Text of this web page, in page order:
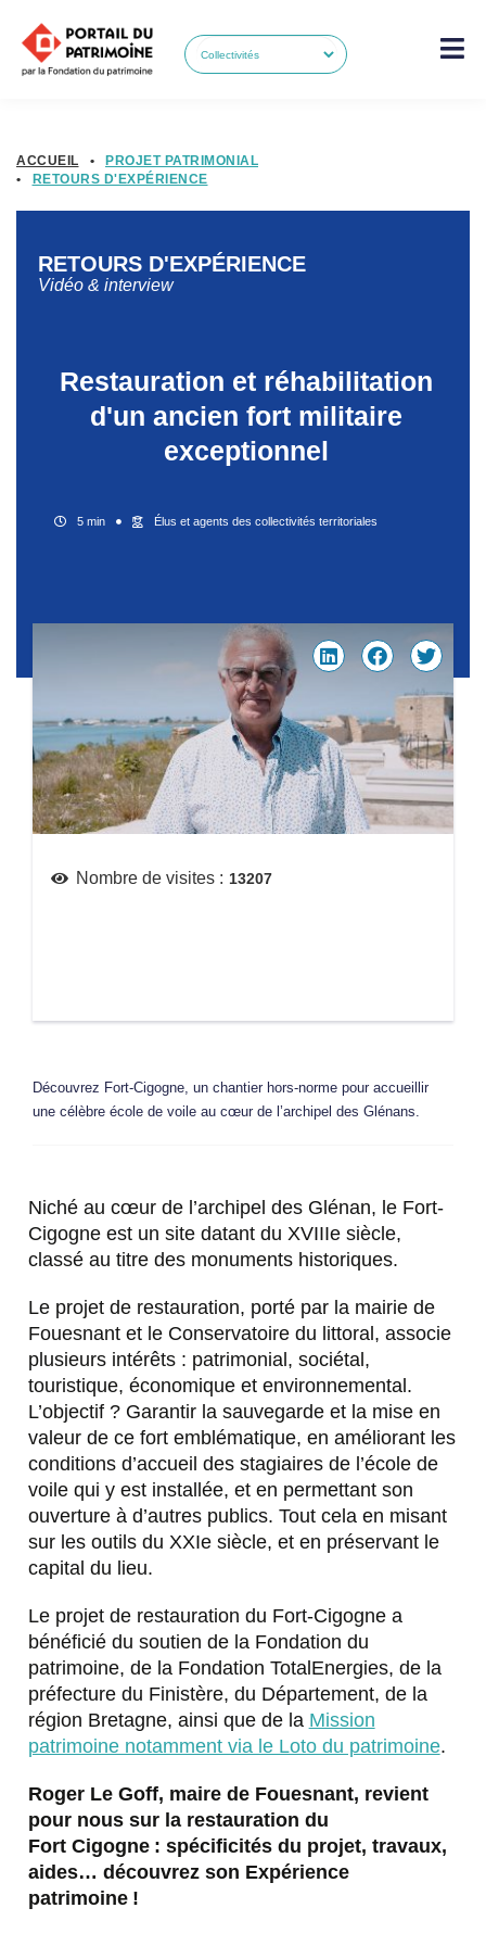
ACCUEIL •
PROJET PATRIMONIAL
•
RETOURS D'EXPÉRIENCE
RETOURS D'EXPÉRIENCE
Vidéo & interview
Restauration et réhabilitation
d'un ancien fort militaire
exceptionnel
5 min Élus et agents des collectivités territoriales
Nombre de visites : 13207
Découvrez Fort-Cigogne, un chantier hors-norme pour accueillir
une célèbre école de voile au cœur de l’archipel des Glénans.
Niché au cœur de l’archipel des Glénan, le Fort-
Cigogne est un site datant du XVIIIe siècle,
classé au titre des monuments historiques.
Le projet de restauration, porté par la mairie de
Fouesnant et le Conservatoire du littoral, associe
plusieurs intérêts : patrimonial, sociétal,
touristique, économique et environnemental.
L’objectif ? Garantir la sauvegarde et la mise en
valeur de ce fort emblématique, en améliorant les
conditions d’accueil des stagiaires de l’école de
voile qui y est installée, et en permettant son
ouverture à d’autres publics. Tout cela en misant
sur les outils du XXIe siècle, et en préservant le
capital du lieu.
Le projet de restauration du Fort-Cigogne a
bénéficié du soutien de la Fondation du
patrimoine, de la Fondation TotalEnergies, de la
préfecture du Finistère, du Département, de la
région Bretagne, ainsi que de la Mission
patrimoine notamment via le Loto du patrimoine.
Roger Le Goff, maire de Fouesnant, revient
pour nous sur la restauration du
Fort Cigogne : spécificités du projet, travaux,
aides… découvrez son Expérience
patrimoine !